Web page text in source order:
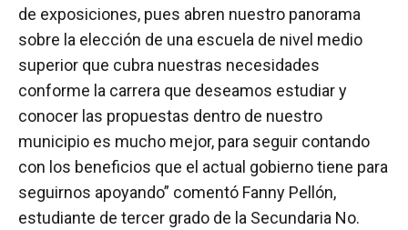
de exposiciones, pues abren nuestro panorama
sobre la elección de una escuela de nivel medio
superior que cubra nuestras necesidades
conforme la carrera que deseamos estudiar y
conocer las propuestas dentro de nuestro
municipio es mucho mejor, para seguir contando
con los beneficios que el actual gobierno tiene para
seguirnos apoyando” comentó Fanny Pellón,
estudiante de tercer grado de la Secundaria No.